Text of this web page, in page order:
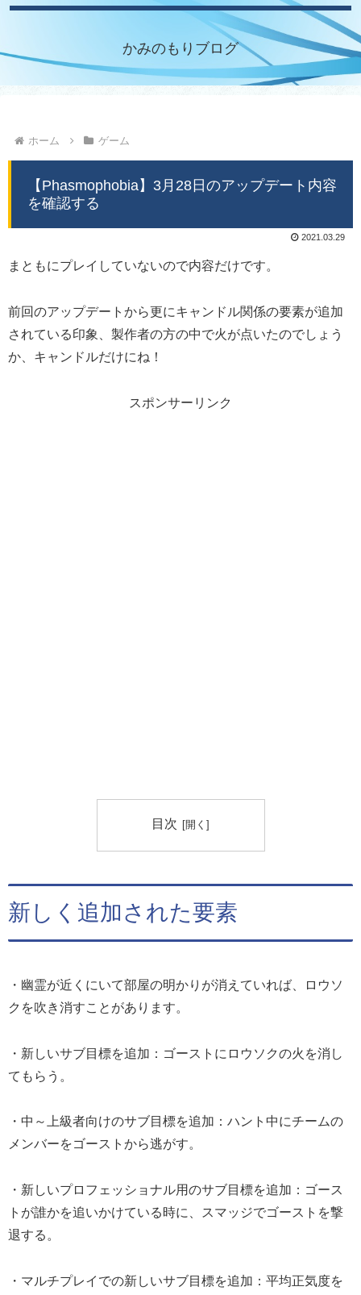
かみのもりブログ
ホーム ゲーム
【Phasmophobia】3月28日のアップデート内容
を確認する
2021.03.29
まともにプレイしていないので内容だけです。
前回のアップデートから更にキャンドル関係の要素が追加
されている印象、製作者の方の中で火が点いたのでしょう
か、キャンドルだけにね！
スポンサーリンク
目次
新しく追加された要素
・幽霊が近くにいて部屋の明かりが消えていれば、ロウソ
クを吹き消すことがあります。
・新しいサブ目標を追加：ゴーストにロウソクの火を消し
てもらう。
・中～上級者向けのサブ目標を追加：ハント中にチームの
メンバーをゴーストから逃がす。
・新しいプロフェッショナル用のサブ目標を追加：ゴース
トが誰かを追いかけている時に、スマッジでゴーストを撃
退する。
・マルチプレイでの新しいサブ目標を追加：平均正気度を